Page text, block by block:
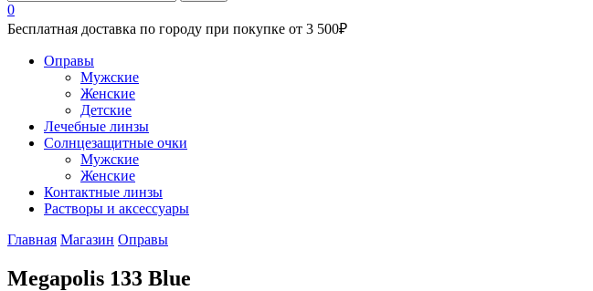
0
Бесплатная доставка по городу при покупке от 3 500₽
Оправы
Мужские
Женские
Детские
Лечебные линзы
Солнцезащитные очки
Мужские
Женские
Контактные линзы
Растворы и аксессуары
Главная Магазин Оправы
Megapolis 133 Blue